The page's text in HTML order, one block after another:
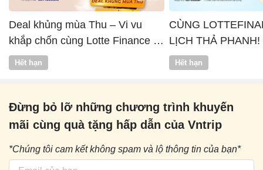
Deal khủng mùa Thu – Vi vu
khắp chốn cùng Lotte Finance x
Vntrip
Hết hạn
CÙNG
LỊCH THẢ PHANH!
Hết hạn
Đừng bỏ lỡ những chương trình khuyến
mãi cùng quà tặng hấp dẫn của Vntrip
*Chúng tôi cam kết không spam và lộ thông tin của bạn*